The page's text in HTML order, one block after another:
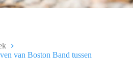
van Boston Band tussen